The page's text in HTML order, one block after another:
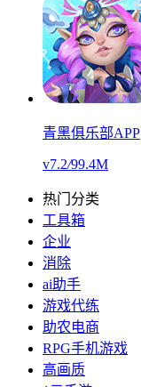
青黑俱乐部APP
v7.2/99.4M
热门分类
工具箱
企业
消除
ai助手
游戏代练
助农电商
RPG手机游戏
高画质